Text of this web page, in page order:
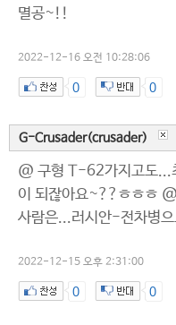
멸공~!!
2022-12-16 오전 10:28:06
0 0
G-Crusader(crusader)
@ 구형 T-62가지고도
이 되잖아요~??ㅎㅎㅎ
사람은...러시안-전차병
2022-12-15 오후 2:31:00
0 0